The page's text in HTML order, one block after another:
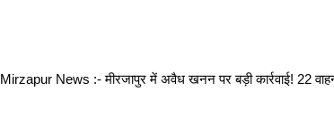
Mirzapur News :- मीरजापुर में अवैध खनन पर बड़ी कार्रवाई! 22